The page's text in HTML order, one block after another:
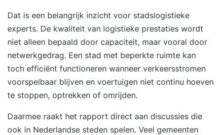
Dat is een belangrijk inzicht voor stadslogistieke
experts. De kwaliteit van logistieke prestaties wordt
niet alleen bepaald door capaciteit, maar vooral door
netwerkgedrag. Een stad met beperkte ruimte kan
toch efficiënt functioneren wanneer verkeersstromen
voorspelbaar blijven en voertuigen niet continu hoeven
te stoppen, optrekken of omrijden.
Daarmee raakt het rapport direct aan discussies die
ook in Nederlandse steden spelen. Veel gemeenten